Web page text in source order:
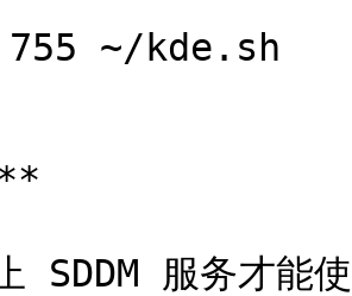
755 ~/kde.sh
SDDM 服务才能